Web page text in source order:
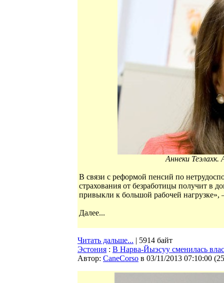
Аннеки
В связи с реформой пенсий по
страхования от безработицы получит в
привыкли к большой рабочей нагрузке»,
Далее...
Читать дальше... | 5914 байт
Эстония : В Нарва-Йыэсуу сменилась
Автор: CaneCorso в 03/11/2013 07:10:00 (